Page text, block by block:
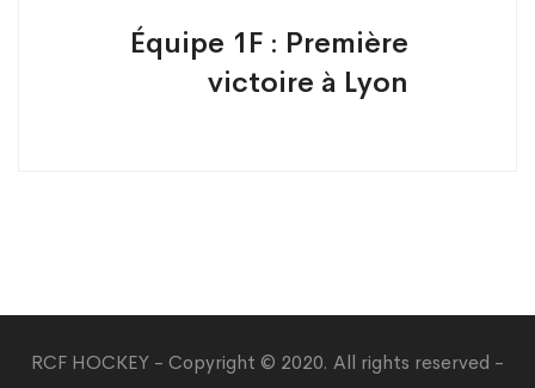
Équipe 1F : Première
victoire à Lyon
RCF HOCKEY - Copyright © 2020. All rights reserved -